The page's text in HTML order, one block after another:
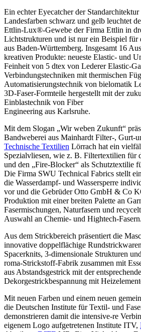
Ein echter Eyecatcher der
Landesfarben schwarz und gelb leuchtet
Ettlin-Lux®-Gewebe der Firma Ettlin in
Lichtstrukturen und ist nur ein Beispiel
aus Baden-Württemberg. Insgesamt 16
kreativen Produkte: neueste Elastic- und
Feinheit von 5 dtex von Lederer Elastic-
Verbindungstechniken mit thermischen
Automatisierungstechnik von bielomatik
3D-Faser-Formteile hergestellt mit der
Einblastechnik von Fiber
Engineering aus Karlsruhe.
Mit dem Slogan „Wir weben Zukunft“
Bandweberei aus Mainhardt Filter-, Gurt-
Technische Textilien Lörrach hat ein
Spezialvliesen, wie z. B. Filtertextilien für
und den „Fire-Blocker“ als Schutztextilie
Die Firma SWU Technical Fabrics stellt
die Wasserdampf- und Wassersperre
vor und die Gebrüder Otto GmbH & Co
Produktion mit einer breiten Palette an
Fasermischungen, Naturfasern und
Auswahl an Chemie- und Hightech-Fasern.
Aus dem Strickbereich präsentiert die
innovative doppelflächige
Spacerknits, 3-dimensionale Strukturen
roma-Strickstoff-Fabrik zusammen mit
aus Abstandsgestrick mit der
Dekorgestrickbespannung mit
Mit neuen Farben und einem neuen
die Deutschen Institute für Textil- und
demonstrieren damit die intensive-re
eigenem Logo aufgetretenen Institute ITV,